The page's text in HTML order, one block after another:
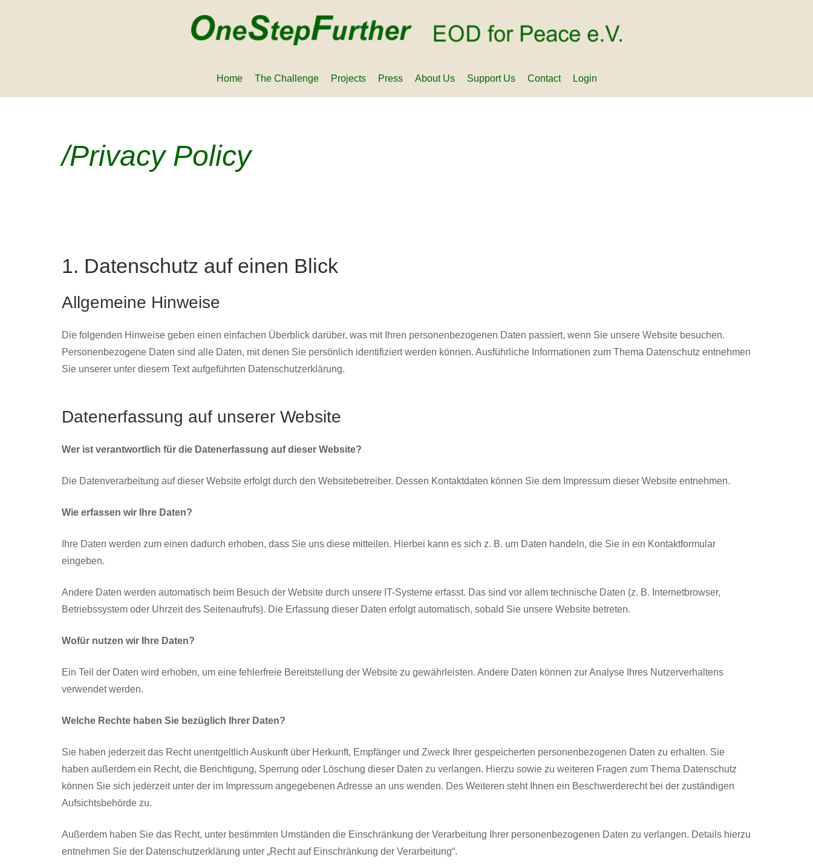
Home The Challenge Projects Press About Us Support Us Contact Login
/Privacy Policy
1. Datenschutz auf einen Blick
Allgemeine Hinweise
Die folgenden Hinweise geben einen einfachen Überblick darüber, was mit Ihren personenbezogenen Daten passiert, wenn Sie unsere Website besuchen.
Personenbezogene Daten sind alle Daten, mit denen Sie persönlich identifiziert werden können. Ausführliche Informationen zum Thema Datenschutz entnehmen
Sie unserer unter diesem Text aufgeführten Datenschutzerklärung.
Datenerfassung auf unserer Website
Wer ist verantwortlich für die Datenerfassung auf dieser Website?
Die Datenverarbeitung auf dieser Website erfolgt durch den Websitebetreiber. Dessen Kontaktdaten können Sie dem Impressum dieser Website entnehmen.
Wie erfassen wir Ihre Daten?
Ihre Daten werden zum einen dadurch erhoben, dass Sie uns diese mitteilen. Hierbei kann es sich z. B. um Daten handeln, die Sie in ein Kontaktformular
eingeben.
Andere Daten werden automatisch beim Besuch der Website durch unsere IT-Systeme erfasst. Das sind vor allem technische Daten (z. B. Internetbrowser,
Betriebssystem oder Uhrzeit des Seitenaufrufs). Die Erfassung dieser Daten erfolgt automatisch, sobald Sie unsere Website betreten.
Wofür nutzen wir Ihre Daten?
Ein Teil der Daten wird erhoben, um eine fehlerfreie Bereitstellung der Website zu gewährleisten. Andere Daten können zur Analyse Ihres Nutzerverhaltens
verwendet werden.
Welche Rechte haben Sie bezüglich Ihrer Daten?
Sie haben jederzeit das Recht unentgeltlich Auskunft über Herkunft, Empfänger und Zweck Ihrer gespeicherten personenbezogenen Daten zu erhalten. Sie
haben außerdem ein Recht, die Berichtigung, Sperrung oder Löschung dieser Daten zu verlangen. Hierzu sowie zu weiteren Fragen zum Thema Datenschutz
können Sie sich jederzeit unter der im Impressum angegebenen Adresse an uns wenden. Des Weiteren steht Ihnen ein Beschwerderecht bei der zuständigen
Aufsichtsbehörde zu.
Außerdem haben Sie das Recht, unter bestimmten Umständen die Einschränkung der Verarbeitung Ihrer personenbezogenen Daten zu verlangen. Details hierzu
entnehmen Sie der Datenschutzerklärung unter „Recht auf Einschränkung der Verarbeitung“.